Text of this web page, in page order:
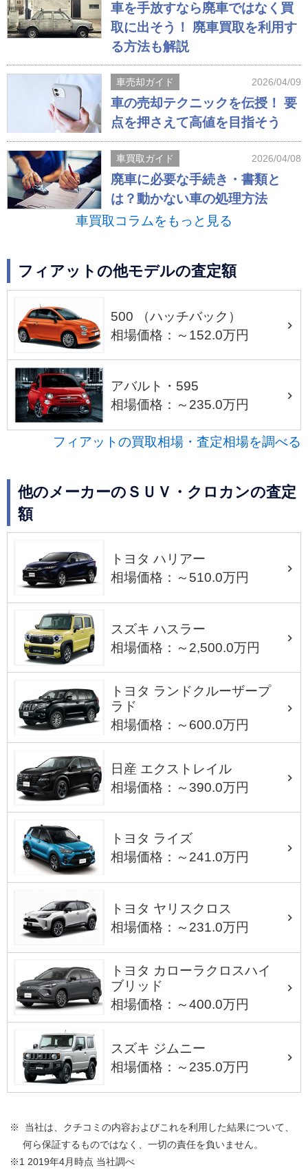
車を手放すなら廃車ではなく買
取に出そう！ 廃車買取を利用す
る方法も解説
車売却ガイド 2026/04/09
車の売却テクニックを伝授！ 要
点を押さえて高値を目指そう
車買取ガイド 2026/04/08
廃車に必要な手続き・書類と
は？動かない車の処理方法
車買取コラムをもっと見る
フィアットの他モデルの査定額
500 （ハッチバック）
相場価格：～152.0万円
アバルト・595
相場価格：～235.0万円
フィアットの買取相場・査定相場を調べる
他のメーカーのＳＵＶ・クロカンの査定
額
トヨタ ハリアー
相場価格：～510.0万円
スズキ ハスラー
相場価格：～2,500.0万円
トヨタ ランドクルーザープ
ラド
相場価格：～600.0万円
日産 エクストレイル
相場価格：～390.0万円
トヨタ ライズ
相場価格：～241.0万円
トヨタ ヤリスクロス
相場価格：～231.0万円
トヨタ カローラクロスハイ
ブリッド
相場価格：～400.0万円
スズキ ジムニー
相場価格：～235.0万円
※ 当社は、クチコミの内容およびこれを利用した結果について、
何ら保証するものではなく、一切の責任を負いません。
※1 2019年4月時点 当社調べ